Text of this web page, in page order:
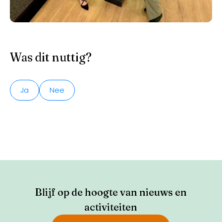
Was dit nuttig?
Ja Nee
Blijf op de hoogte van nieuws en
activiteiten